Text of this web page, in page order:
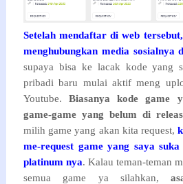
Setelah mendaftar di web
menghubungkan media sosialnya
supaya bisa ke lacak kode yang
pribadi baru mulai aktif meng
Youtube.Biasanya kode game
game-game yang belum di
milih game yang akan kita request,
me-request game yang saya
platinum nya. Kalau teman-teman
semua game ya silahkan,